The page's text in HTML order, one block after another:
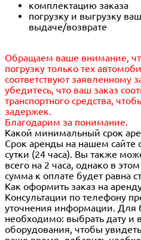
комплектацию заказа
погрузку и выгрузку
выдаче/возврате
Обращаем ваше внимание,
погрузку только тех
соответствуют заявленному
убедитесь, что ваш заказ
транспортного средства,
задержек.
Благодарим за понимание.
Какой минимальный срок
Срок аренды на нашем сайте
сутки (24 часа). Вы также
всего на 2 часа, однако в
сумма к оплате будет равна
Как оформить заказ на
Консультации по телефону
уточнения информации. Для
необходимо: выбрать дату и
оборудования, чтобы